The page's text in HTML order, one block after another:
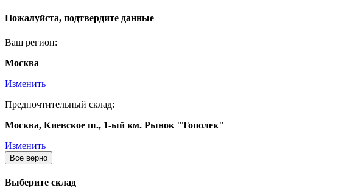
Пожалуйста, подтвердите данные
Ваш регион:
Москва
Изменить
Предпочтительный склад:
Москва, Киевское ш., 1-ый км. Рынок "Тополек"
Изменить
Все верно
Выберите склад